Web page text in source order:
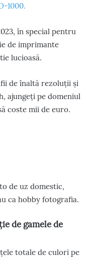
1000.
în special pentru
de imprimante
lucioasă.
de înaltă rezoluții și
ajungeți pe domeniul
coste mii de euro.
de uz domestic,
ca hobby fotografia.
de gamele de
totale de culori pe